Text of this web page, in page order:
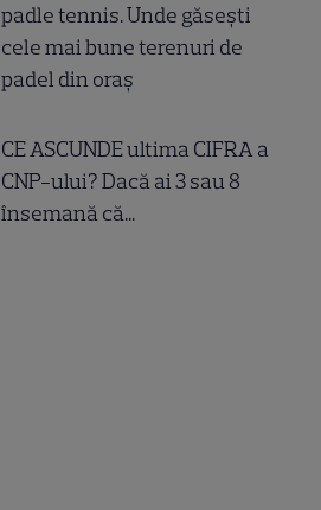
padle tennis. Unde găsești
cele mai bune terenuri de
padel din oraș
CE ASCUNDE ultima CIFRA a
CNP-ului? Dacă ai 3 sau 8
însemană că...